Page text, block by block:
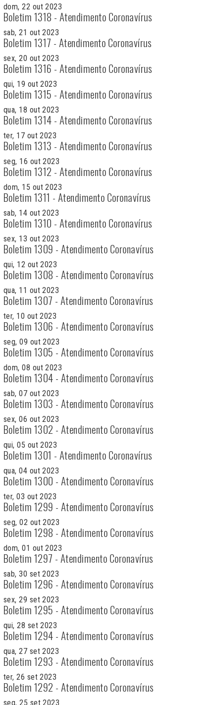
dom, 22 out 2023
Boletim 1318 - Atendimento Coronavírus
sab, 21 out 2023
Boletim 1317 - Atendimento Coronavírus
sex, 20 out 2023
Boletim 1316 - Atendimento Coronavírus
qui, 19 out 2023
Boletim 1315 - Atendimento Coronavírus
qua, 18 out 2023
Boletim 1314 - Atendimento Coronavírus
ter, 17 out 2023
Boletim 1313 - Atendimento Coronavírus
seg, 16 out 2023
Boletim 1312 - Atendimento Coronavírus
dom, 15 out 2023
Boletim 1311 - Atendimento Coronavírus
sab, 14 out 2023
Boletim 1310 - Atendimento Coronavírus
sex, 13 out 2023
Boletim 1309 - Atendimento Coronavírus
qui, 12 out 2023
Boletim 1308 - Atendimento Coronavírus
qua, 11 out 2023
Boletim 1307 - Atendimento Coronavírus
ter, 10 out 2023
Boletim 1306 - Atendimento Coronavírus
seg, 09 out 2023
Boletim 1305 - Atendimento Coronavírus
dom, 08 out 2023
Boletim 1304 - Atendimento Coronavírus
sab, 07 out 2023
Boletim 1303 - Atendimento Coronavírus
sex, 06 out 2023
Boletim 1302 - Atendimento Coronavírus
qui, 05 out 2023
Boletim 1301 - Atendimento Coronavírus
qua, 04 out 2023
Boletim 1300 - Atendimento Coronavírus
ter, 03 out 2023
Boletim 1299 - Atendimento Coronavírus
seg, 02 out 2023
Boletim 1298 - Atendimento Coronavírus
dom, 01 out 2023
Boletim 1297 - Atendimento Coronavírus
sab, 30 set 2023
Boletim 1296 - Atendimento Coronavírus
sex, 29 set 2023
Boletim 1295 - Atendimento Coronavírus
qui, 28 set 2023
Boletim 1294 - Atendimento Coronavírus
qua, 27 set 2023
Boletim 1293 - Atendimento Coronavírus
ter, 26 set 2023
Boletim 1292 - Atendimento Coronavírus
seg, 25 set 2023